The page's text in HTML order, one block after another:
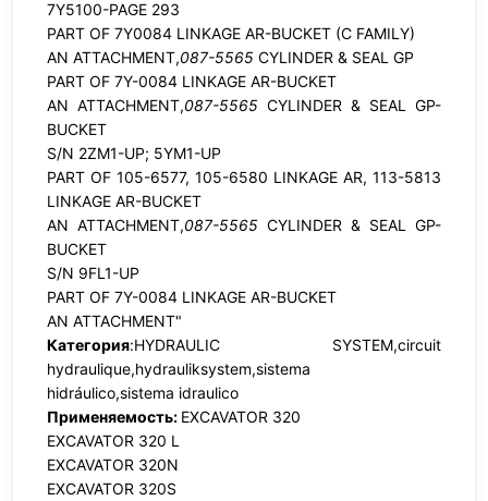
7Y5100-PAGE 293
PART OF 7Y0084 LINKAGE AR-BUCKET (C FAMILY)
AN ATTACHMENT,087-5565 CYLINDER & SEAL GP
PART OF 7Y-0084 LINKAGE AR-BUCKET
AN ATTACHMENT,087-5565 CYLINDER & SEAL GP-
BUCKET
S/N 2ZM1-UP; 5YM1-UP
PART OF 105-6577, 105-6580 LINKAGE AR, 113-5813
LINKAGE AR-BUCKET
AN ATTACHMENT,087-5565 CYLINDER & SEAL GP-
BUCKET
S/N 9FL1-UP
PART OF 7Y-0084 LINKAGE AR-BUCKET
AN ATTACHMENT"
Категория:HYDRAULIC SYSTEM,circuit
hydraulique,hydrauliksystem,sistema
hidráulico,sistema idraulico
Применяемость: EXCAVATOR 320
EXCAVATOR 320 L
EXCAVATOR 320N
EXCAVATOR 320S